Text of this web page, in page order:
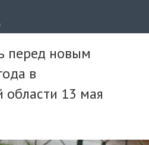
перед новым
в
области 13 мая